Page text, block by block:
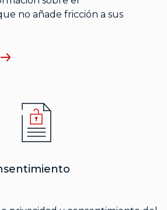
no añade fricción a sus